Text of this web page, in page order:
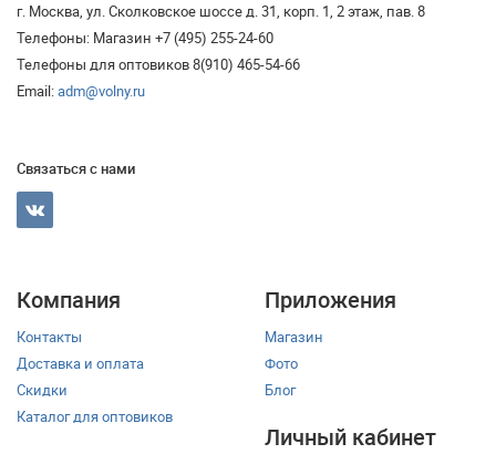
г. Москва, ул. Сколковское шоссе д. 31, корп. 1, 2 этаж, пав. 8
Телефоны: Магазин +7 (495) 255-24-60
Телефоны для оптовиков 8(910) 465-54-66
Email:adm@volny.ru
Связаться с нами
Компания
Контакты
Доставка и оплата
Скидки
Каталог для оптовиков
Приложения
Магазин
Фото
Блог
Личный кабинет